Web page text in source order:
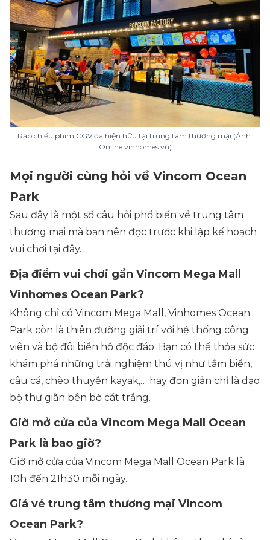
Rạp chiếu phim CGV đã hiện hữu tại trung tâm thương mại (Ảnh:
Online.vinhomes.vn)
Mọi người cùng hỏi về Vincom Ocean
Park
Sau đây là một số câu hỏi phổ biến về trung tâm
thương mại mà bạn nên đọc trước khi lập kế hoạch
vui chơi tại đây.
Địa điểm vui chơi gần Vincom Mega Mall
Vinhomes Ocean Park?
Không chỉ có Vincom Mega Mall, Vinhomes Ocean
Park còn là thiên đường giải trí với hệ thống công
viên và bộ đôi biển hồ độc đáo. Bạn có thể thỏa sức
khám phá những trải nghiệm thú vị như tắm biển,
câu cá, chèo thuyền kayak,… hay đơn giản chỉ là dạo
bộ thư giãn bên bờ cát trắng.
Giờ mở cửa của Vincom Mega Mall Ocean
Park là bao giờ?
Giờ mở cửa của Vincom Mega Mall Ocean Park là
10h đến 21h30 mỗi ngày.
Giá vé trung tâm thương mại Vincom
Ocean Park?